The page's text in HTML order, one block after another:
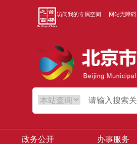
访问我的专属空间 网站无障碍
政务公开 办事服务